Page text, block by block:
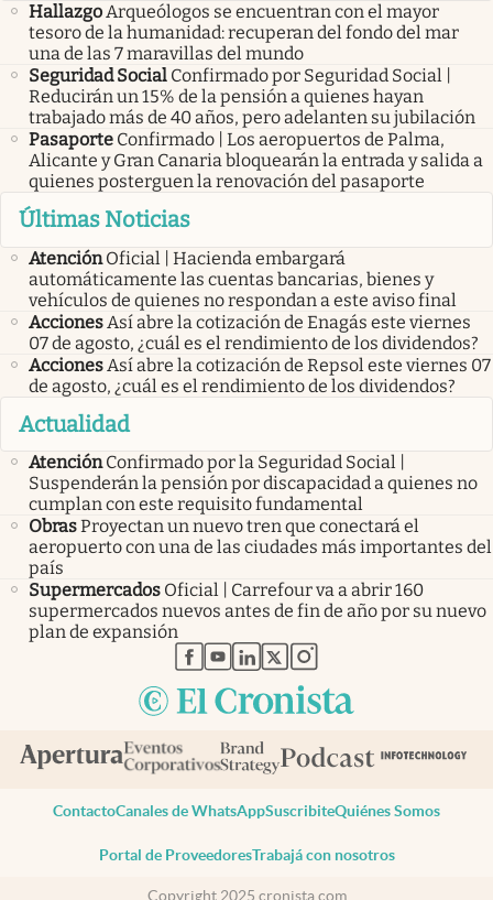
HallazgoArqueólogos se encuentran con el mayor
tesoro de la humanidad: recuperan del fondo del mar
una de las 7 maravillas del mundo
Seguridad Social Confirmado por Seguridad Social |
Reducirán un 15% de la pensión a quienes hayan
trabajado más de 40 años, pero adelanten su jubilación
Pasaporte Confirmado | Los aeropuertos de Palma,
Alicante y Gran Canaria bloquearán la entrada y salida a
quienes posterguen la renovación del pasaporte
Últimas Noticias
Atención Oficial | Hacienda embargará
automáticamente las cuentas bancarias, bienes y
vehículos de quienes no respondan a este aviso final
Acciones Así abre la cotización de Enagás este viernes
07 de agosto, ¿cuál es el rendimiento de los dividendos?
Acciones Así abre la cotización de Repsol este viernes 07
de agosto, ¿cuál es el rendimiento de los dividendos?
Actualidad
Atención Confirmado por la Seguridad Social |
Suspenderán la pensión por discapacidad a quienes no
cumplan con este requisito fundamental
ObrasProyectan un nuevo tren que conectará el
aeropuerto con una de las ciudades más importantes del
país
Supermercados Oficial | Carrefour va a abrir 160
supermercados nuevos antes de fin de año por su nuevo
plan de expansión
abre en nueva pestaña
abre en nueva pestaña
abre en nueva pestaña
abre en nueva pestaña
abre en nueva pestaña
ContactoCanales de WhatsAppSuscribiteQuiénes Somos
Portal de ProveedoresTrabajá con nosotros
Copyright 2025 cronista.com